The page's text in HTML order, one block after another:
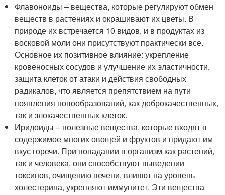
Флавоноиды – вещества, которые регулируют обмен
веществ в растениях и окрашивают их цветы. В
природе их встречается 10 видов, и в продуктах из
восковой моли они присутствуют практически все.
Основное их позитивное влияние: укрепление
кровеносных сосудов и улучшение их эластичности,
защита клеток от атаки и действия свободных
радикалов, что является препятствием на пути
появления новообразований, как доброкачественных,
так и злокачественных клеток.
Иридоиды – полезные вещества, которые входят в
содержимое многих овощей и фруктов и придают им
вкус горечи. При попадании в организм как растений,
так и человека, они способствуют выведении
токсинов, очищению печени, влияют на уровень
холестерина, укрепляют иммунитет. Эти вещества